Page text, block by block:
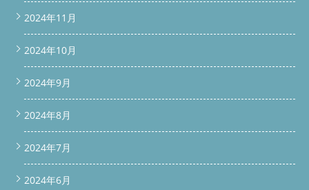
2024年11月
2024年10月
2024年9月
2024年8月
2024年7月
2024年6月